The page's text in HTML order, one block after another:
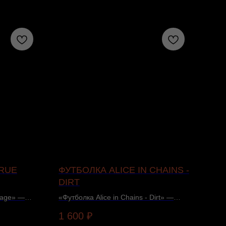
—
ФУТБОЛКА ALICE IN CHAINS -
DIRT
«Футболка Alice in Chains - Dirt» —
наличие — в карточке товара.
1 600 ₽